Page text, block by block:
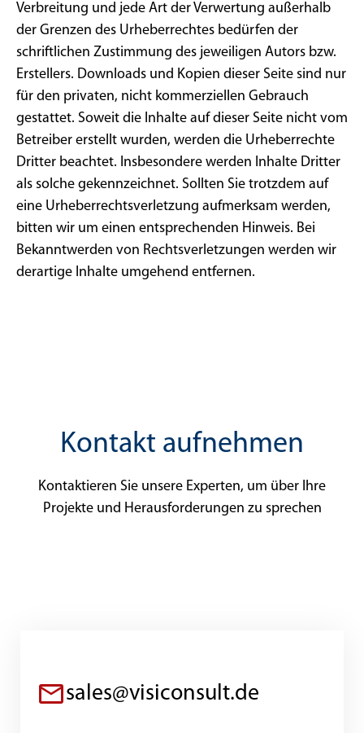
Verbreitung und jede Art der Verwertung außerhalb
der Grenzen des Urheberrechtes bedürfen der
schriftlichen Zustimmung des jeweiligen Autors bzw.
Erstellers. Downloads und Kopien dieser Seite sind nur
für den privaten, nicht kommerziellen Gebrauch
gestattet. Soweit die Inhalte auf dieser Seite nicht vom
Betreiber erstellt wurden, werden die Urheberrechte
Dritter beachtet. Insbesondere werden Inhalte Dritter
als solche gekennzeichnet. Sollten Sie trotzdem auf
eine Urheberrechtsverletzung aufmerksam werden,
bitten wir um einen entsprechenden Hinweis. Bei
Bekanntwerden von Rechtsverletzungen werden wir
derartige Inhalte umgehend entfernen.
Kontakt aufnehmen
Kontaktieren Sie unsere Experten, um über Ihre
Projekte und Herausforderungen zu sprechen
sales@visiconsult.de